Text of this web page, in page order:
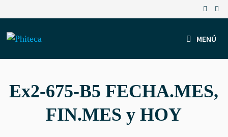
al
contenido
MENÚ
Ex2-675-B5 FECHA.MES,
FIN.MES y HOY